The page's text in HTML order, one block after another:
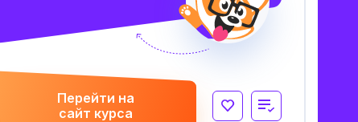
Перейти на
сайт курса